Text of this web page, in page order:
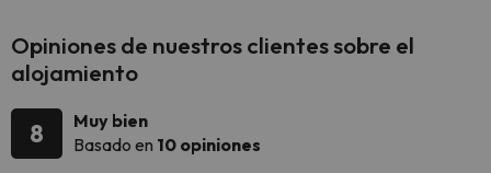
Opiniones de nuestros clientes sobre el
alojamiento
8
Muy bien
Basado en 10 opiniones